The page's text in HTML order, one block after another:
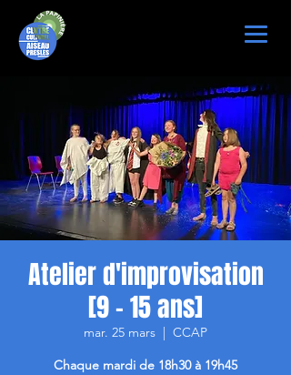
Atelier d'improvisation
[9 - 15 ans]
mar. 25 mars
  |
CCAP
Chaque mardi de 18h30 à 19h45